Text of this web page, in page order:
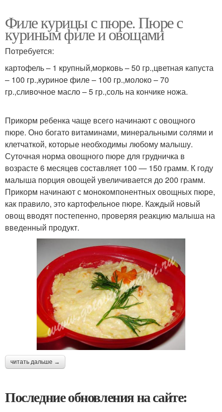
Филе курицы с пюре. Пюре с
куриным филе и овощами
Потребуется:
картофель – 1 крупный,морковь – 50 гр.,цветная капуста
– 100 гр.,куриное филе – 100 гр.,молоко – 70
гр.,сливочное масло – 5 гр.,соль на кончике ножа.
Прикорм ребенка чаще всего начинают с овощного
пюре. Оно богато витаминами, минеральными солями и
клетчаткой, которые необходимы любому малышу.
Суточная норма овощного пюре для грудничка в
возрасте 6 месяцев составляет 100 — 150 грамм. К году
малыша порция овощей увеличивается до 200 грамм.
Прикорм начинают с монокомпонентных овощных пюре,
как правило, это картофельное пюре. Каждый новый
овощ вводят постепенно, проверяя реакцию малыша на
введенный продукт.
читать дальше →
Последние обновления на сайте: